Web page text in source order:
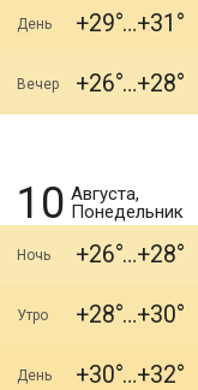
День +29 +31
Вечер +26 +28
10 Августа,
Понедельник
Ночь +26 +28
Утро +28 +30
День +30 +32